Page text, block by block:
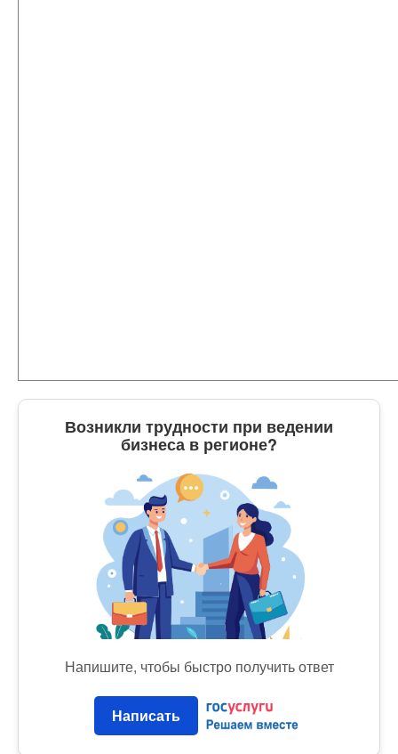
Возникли трудности при ведении
бизнеса в регионе?
Напишите, чтобы быстро получить ответ
Написать